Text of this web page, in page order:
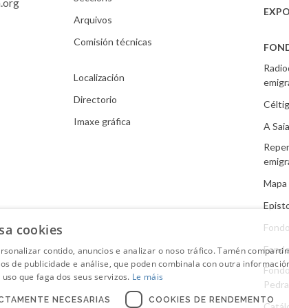
Arquivos
Comisión técnicas
Localización
Directorio
Imaxe gráfica
A Saia
cookies
contido, anuncios e analizar o noso tráfico. Tamén
de publicidade e análise, que poden combinala con outra
que faga dos seus servizos. Le máis
NECESARIAS COOKIES DE RENDEMENTO